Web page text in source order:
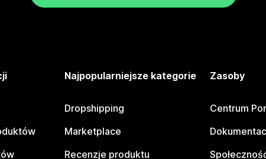
Najpopularniejsze kategorie
Dropshipping
Marketplace
Recenzje produktu
Zasoby
Centrum